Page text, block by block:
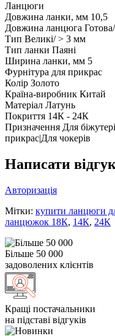
Ланцюги
Довжина ланки, мм 10,5
Довжина ланцюга
Тип Великі/ > 3 мм
Тип ланки Паяні
Ширина ланки, мм 5
Фурнітура для прикрас
Колір Золото
Країна-виробник Китай
Матеріал Латунь
Покриття 14К - 24К
Призначення Для
прикрас|Для чокерів
Написати відгук
Авторизація
Мітки: купити ланцюги
ланцюжок 18К, 14К, 24К
Більше 50 000
задоволених клієнтів
Кращі постачальники
на підставі відгуків